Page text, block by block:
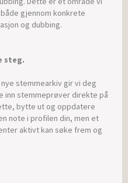
gjennom konkrete
og dubbing.
steg.
nye stemmearkiv gir vi deg
inn stemmeprøver direkte på
bytte ut og oppdatere
note i profilen din, men et
aktivt kan søke frem og